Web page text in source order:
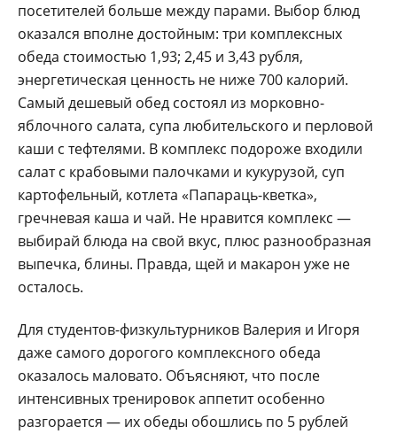
посетителей больше между парами. Выбор блюд
оказался вполне достойным: три комплексных
обеда стоимостью 1,93; 2,45 и 3,43 рубля,
энергетическая ценность не ниже 700 калорий.
Самый дешевый обед состоял из морковно-
яблочного салата, супа любительского и перловой
каши с тефтелями. В комплекс подороже входили
салат с крабовыми палочками и кукурузой, суп
картофельный, котлета «Папараць-кветка»,
гречневая каша и чай. Не нравится комплекс —
выбирай блюда на свой вкус, плюс разнообразная
выпечка, блины. Правда, щей и макарон уже не
осталось.
Для студентов-физкультурников Валерия и Игоря
даже самого дорогого комплексного обеда
оказалось маловато. Объясняют, что после
интенсивных тренировок аппетит особенно
разгорается — их обеды обошлись по 5 рублей